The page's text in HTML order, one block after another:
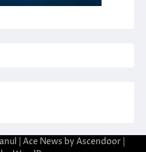
| Ace News by Ascendoor